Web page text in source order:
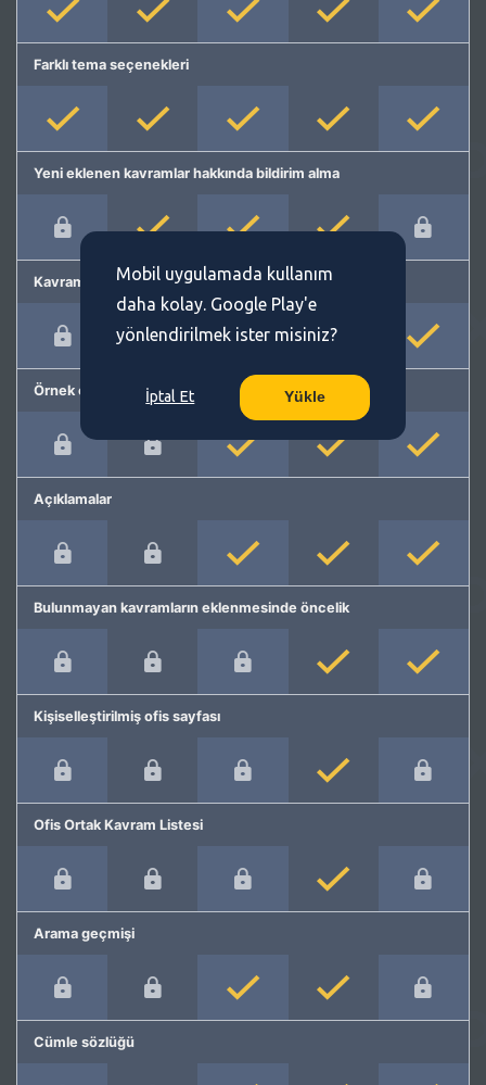
Farklı tema seçenekleri
Yeni eklenen kavramlar hakkında bildirim alma
Kavram önerme
Örnek cümleler
Açıklamalar
Bulunmayan kavramların eklenmesinde öncelik
Kişiselleştirilmiş ofis sayfası
Ofis Ortak Kavram Listesi
Arama geçmişi
Cümle sözlüğü
Mobil uygulamada kullanım
daha kolay. Google Play'e
yönlendirilmek ister misiniz?
İptal Et Yükle